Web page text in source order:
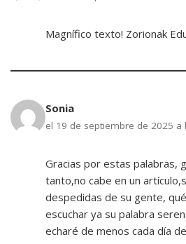
Magnífico texto! Zorionak
Sonia
el 19 de septiembre de 2025 a
Gracias por estas palabras,
tanto,no cabe en un
despedidas de su gente,
escuchar ya su palabra
echaré de menos cada día